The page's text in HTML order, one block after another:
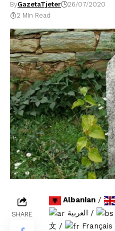
ByGazetaTjeter
26/07/2020
2 Min Read
SHARE
Albanian /
العربية /
文 / Français